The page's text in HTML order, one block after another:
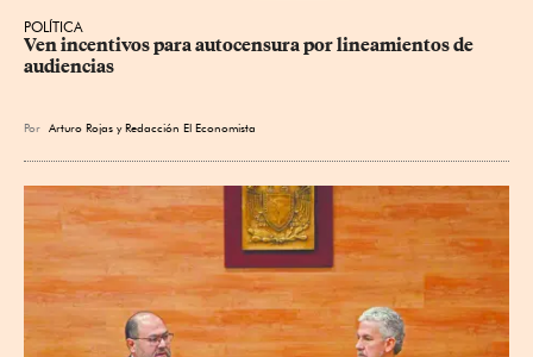
POLÍTICA
Ven incentivos para autocensura por lineamientos de
audiencias
Por Arturo Rojas yRedacción El Economista